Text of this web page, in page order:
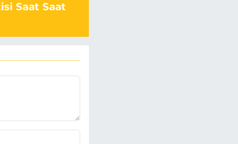
Saat Saat